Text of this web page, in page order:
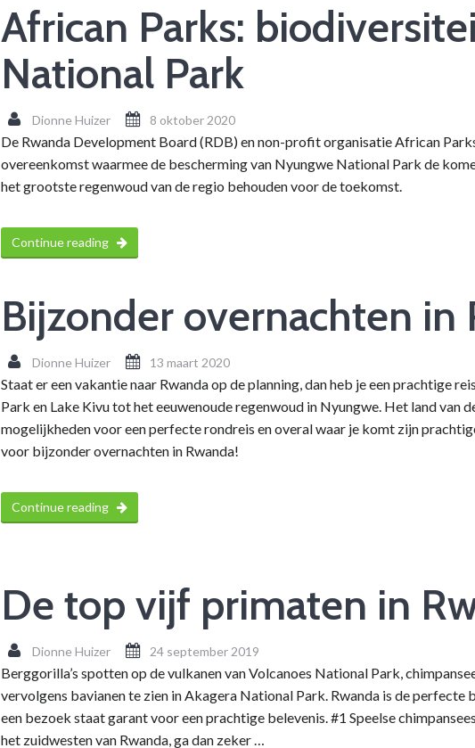
African Parks:
National Park
Dionne Huizer 8 oktober 2020
De Rwanda Development Board (RDB) en non-profit organisatie African
overeenkomst waarmee de bescherming van Nyungwe National Park de
het grootste regenwoud van de regio behouden voor de toekomst.
Continue reading
Bijzonder overnachten in
Dionne Huizer 13 maart 2020
Staat er een vakantie naar Rwanda op de planning, dan heb je een prachtige
Park en Lake Kivu tot het eeuwenoude regenwoud in Nyungwe. Het land van
mogelijkheden voor een perfecte rondreis en overal waar je komt zijn
voor bijzonder overnachten in Rwanda!
Continue reading
De top vijf primaten in
Dionne Huizer 24 september 2019
Berggorilla’s spotten op de vulkanen van Volcanoes National Park,
vervolgens bavianen te zien in Akagera National Park. Rwanda is de
een bezoek staat garant voor een prachtige belevenis. #1 Speelse
het zuidwesten van Rwanda, ga dan zeker …